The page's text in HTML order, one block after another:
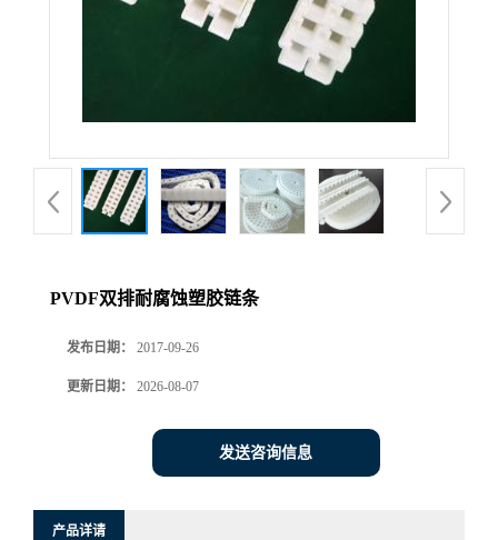
PVDF双排耐腐蚀塑胶链条
发布日期： 2017-09-26
更新日期： 2026-08-07
发送咨询信息
产品详请